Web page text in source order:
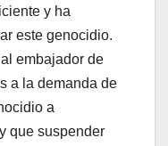
y ha
este genocidio.
embajador de
a la demanda de
a
que suspender